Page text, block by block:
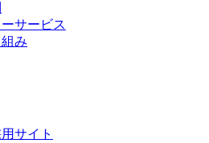
サービス
み
サイト